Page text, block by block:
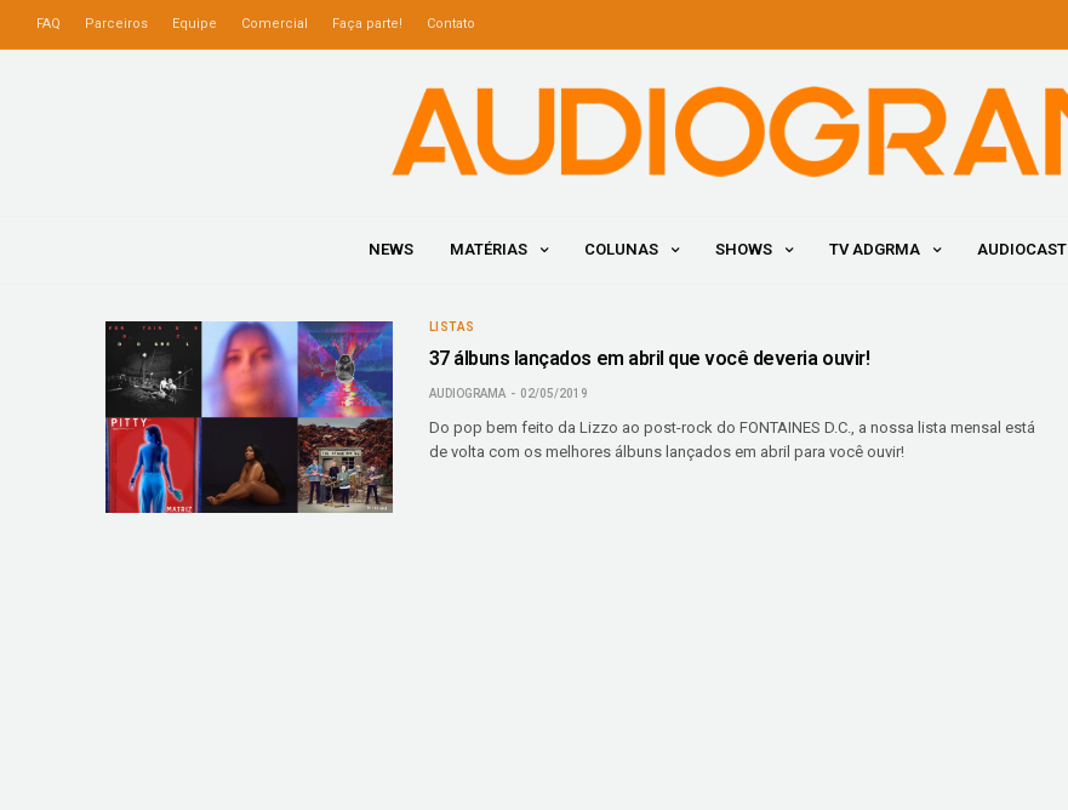
FAQ Parceiros Equipe Comercial Faça parte! Contato
NEWS MATÉRIAS COLUNAS SHOWS TV ADGRMA AUDIOCAST
LISTAS
37 álbuns lançados em abril que você deveria ouvir!
AUDIOGRAMA 02/05/2019
Do pop bem feito da Lizzo ao post-rock do FONTAINES D.C., a nossa lista mensal está
de volta com os melhores álbuns lançados em abril para você ouvir!